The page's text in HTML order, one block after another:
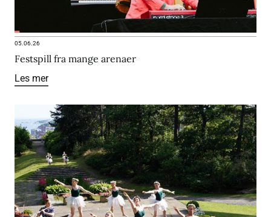
05.06.26
Festspill fra mange arenaer
Les mer